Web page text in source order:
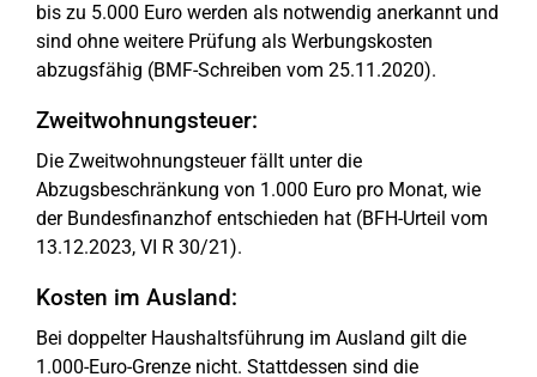
bis zu 5.000 Euro werden als notwendig anerkannt und
sind ohne weitere Prüfung als Werbungskosten
abzugsfähig (BMF-Schreiben vom 25.11.2020).
Zweitwohnungsteuer:
Die Zweitwohnungsteuer fällt unter die
Abzugsbeschränkung von 1.000 Euro pro Monat, wie
der Bundesfinanzhof entschieden hat (BFH-Urteil vom
13.12.2023, VI R 30/21).
Kosten im Ausland:
Bei doppelter Haushaltsführung im Ausland gilt die
1.000-Euro-Grenze nicht. Stattdessen sind die